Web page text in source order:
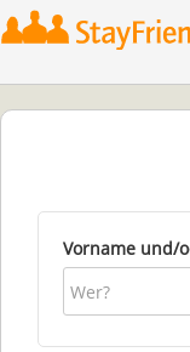
Vorname und/